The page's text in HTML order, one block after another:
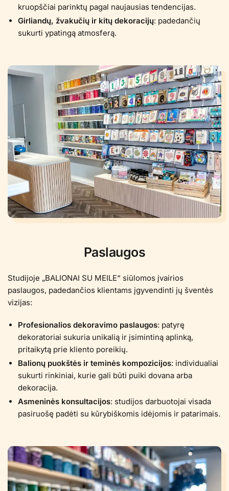
kruopščiai parinktų pagal naujausias tendencijas.
Girliandų, žvakučių ir kitų dekoracijų: padedančių
sukurti ypatingą atmosferą.
Paslaugos
Studijoje „BALIONAI SU MEILE“ siūlomos įvairios
paslaugos, padedančios klientams įgyvendinti jų šventės
vizijas:
Profesionalios dekoravimo paslaugos: patyrę
dekoratoriai sukuria unikalią ir įsimintiną aplinką,
pritaikytą prie kliento poreikių.
Balionų puokštės ir teminės kompozicijos: individualiai
sukurti rinkiniai, kurie gali būti puiki dovana arba
dekoracija.
Asmeninės konsultacijos: studijos darbuotojai visada
pasiruošę padėti su kūrybiškomis idėjomis ir patarimais.